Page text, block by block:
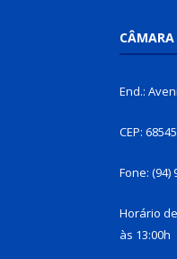
CÂMARA
End.:
CEP:
Fone: (94)
Horário
às 13:00h